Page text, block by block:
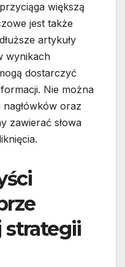
większą
jest także
artykuły
wynikach
dostarczyć
Nie można
oraz
zawierać słowa
strategii